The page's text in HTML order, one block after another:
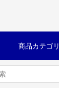
商品カテゴリ